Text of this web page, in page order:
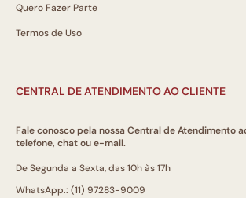
Quero Fazer Parte
Termos de Uso
CENTRAL DE ATENDIMENTO AO CLIENTE
Fale conosco pela nossa Central de Atendimento
telefone, chat ou e-mail.
De Segunda a Sexta, das 10h às 17h
WhatsApp.: (11) 97283-9009